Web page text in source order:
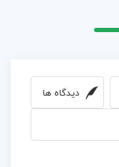
دیدگاه ها